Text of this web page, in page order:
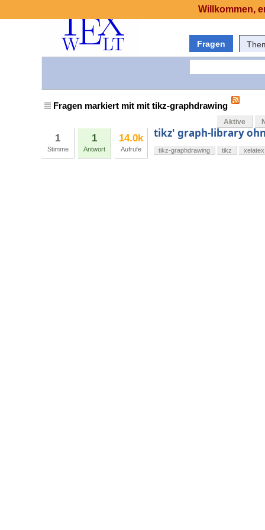
Fragen
Fragen markiert mit mit tikz-graphdrawing
Aktive
1
Stimme
1
Antwort
14.0k
Aufrufe
tikz' graph-library
tikz-graphdrawing tikz xelatex
Willkommen,